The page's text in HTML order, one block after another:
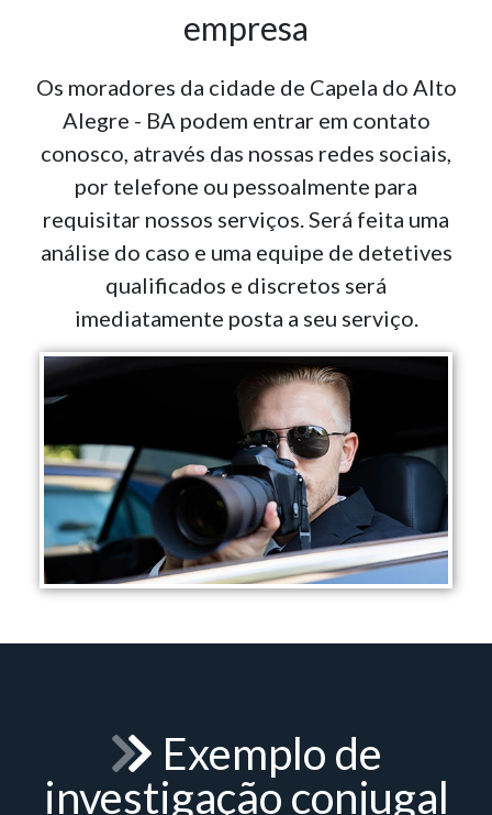
empresa
Os moradores da cidade de Capela do Alto
Alegre - BA podem entrar em contato
conosco, através das nossas redes sociais,
por telefone ou pessoalmente para
requisitar nossos serviços. Será feita uma
análise do caso e uma equipe de detetives
qualificados e discretos será
imediatamente posta a seu serviço.
Exemplo de
investigação conjugal